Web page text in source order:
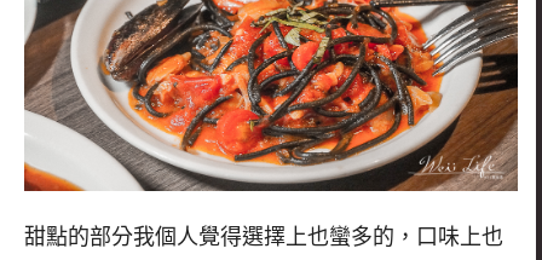
甜點的部分我個人覺得選擇上也蠻多的，口味上也